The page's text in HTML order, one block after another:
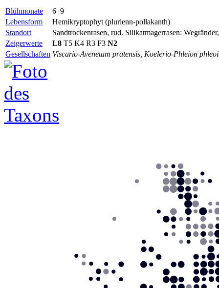
Blühmonate
6–9
Lebensform
Hemikryptophyt (plurienn-pollakanth)
Standort
Sandtrockenrasen, rud. Silikatmagerrasen:
Zeigerwerte
L8 T5 K4 R3 F3 N2
Gesellschaften Viscario-Avenetum pratensis, Koelerio-Phleion